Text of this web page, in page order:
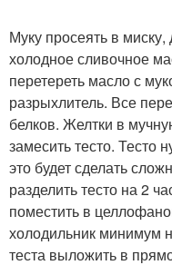
Муку просеять в
холодное сливочное
перетереть масло с
разрыхлитель. Все
белков. Желтки в
замесить тесто. Тесто
это будет сделать
разделить тесто на 2
поместить в
холодильник минимум
теста выложить в